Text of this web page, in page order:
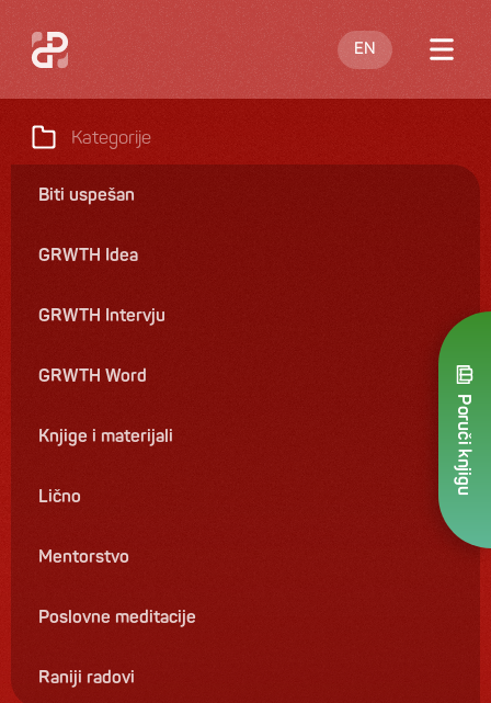
EN
O meni
Nastupi
Knjige
Ponuda
Kontakt
Poruči knjigu
Kategorije
Biti uspešan
GRWTH Idea
GRWTH Intervju
GRWTH Word
Knjige i materijali
Lično
Mentorstvo
Poslovne meditacije
Raniji radovi